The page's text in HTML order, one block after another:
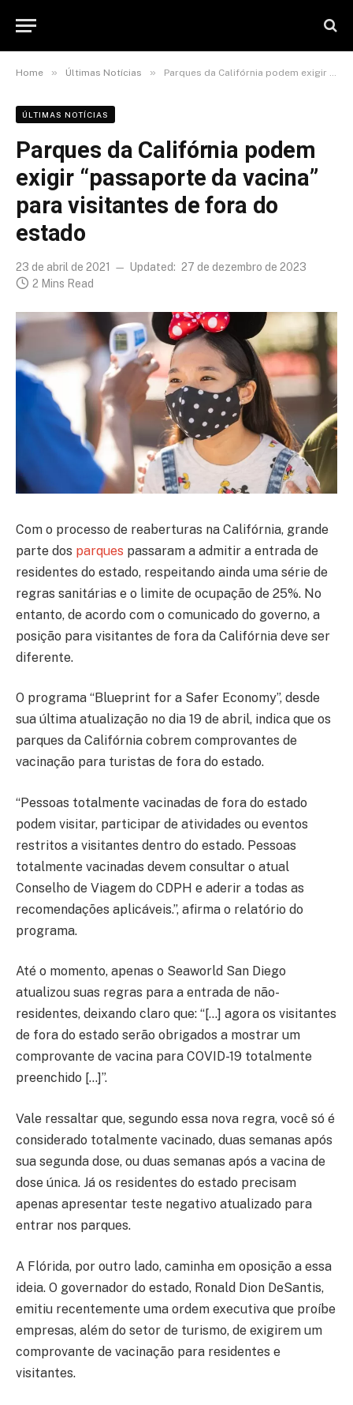
Home » Últimas Notícias » Parques da Califórnia podem exigir “passaporte da vacina” para visitantes de fora do estado
ÚLTIMAS NOTÍCIAS
Parques da Califórnia podem
exigir “passaporte da vacina”
para visitantes de fora do
estado
23 de abril de 2021 Updated: 27 de dezembro de 2023
2 Mins Read
Com o processo de reaberturas na Califórnia, grande
parte dos parques passaram a admitir a entrada de
residentes do estado, respeitando ainda uma série de
regras sanitárias e o limite de ocupação de 25%. No
entanto, de acordo com o comunicado do governo, a
posição para visitantes de fora da Califórnia deve ser
diferente.
O programa “Blueprint for a Safer Economy”, desde
sua última atualização no dia 19 de abril, indica que os
parques da Califórnia cobrem comprovantes de
vacinação para turistas de fora do estado.
“Pessoas totalmente vacinadas de fora do estado
podem visitar, participar de atividades ou eventos
restritos a visitantes dentro do estado. Pessoas
totalmente vacinadas devem consultar o atual
Conselho de Viagem do CDPH e aderir a todas as
recomendações aplicáveis.”, afirma o relatório do
programa.
Até o momento, apenas o Seaworld San Diego
atualizou suas regras para a entrada de não-
residentes, deixando claro que: “[…] agora os visitantes
de fora do estado serão obrigados a mostrar um
comprovante de vacina para COVID-19 totalmente
preenchido […]”.
Vale ressaltar que, segundo essa nova regra, você só é
considerado totalmente vacinado, duas semanas após
sua segunda dose, ou duas semanas após a vacina de
dose única. Já os residentes do estado precisam
apenas apresentar teste negativo atualizado para
entrar nos parques.
A Flórida, por outro lado, caminha em oposição a essa
ideia. O governador do estado, Ronald Dion DeSantis,
emitiu recentemente uma ordem executiva que proíbe
empresas, além do setor de turismo, de exigirem um
comprovante de vacinação para residentes e
visitantes.